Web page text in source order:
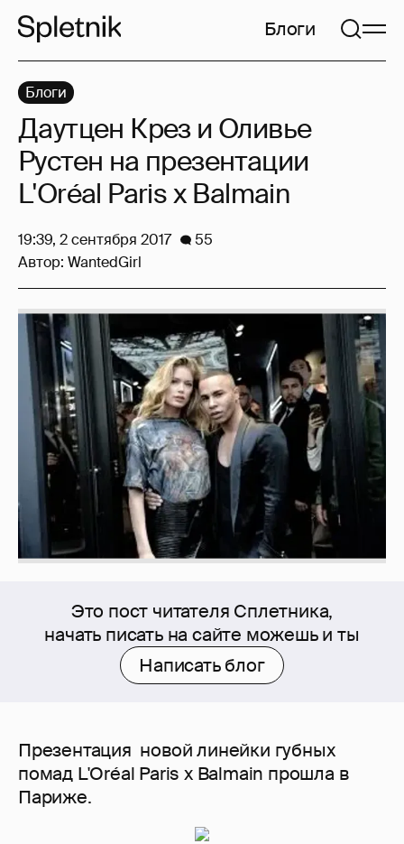
Блоги
Это пост читателя Сплетника,
начать писать на сайте можешь и ты
Написать блог
Презентация новой линейки губных
помад L'Oréal Paris x Balmain прошла в
Париже.
Блоги
Даутцен Крез и Оливье
Рустен на презентации
L'Oréal Paris x Balmain
19:39, 2 сентября 2017
55
Автор: WantedGirl